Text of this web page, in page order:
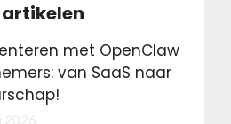
met OpenClaw
van SaaS naar